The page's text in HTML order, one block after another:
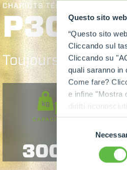
Questo sito
“Questo sito
Cliccando sul
Cliccando su
quali saranno in
Come fare?
e infine "Mostra
diritti
apposita
consenso
CHARIOTS TÉLESCOPIQUES
P30.10
Toujours premier
CAPACITÉ
3000